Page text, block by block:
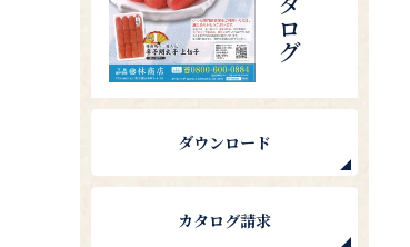
ダウンロード
カタログ請求